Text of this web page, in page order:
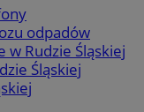
odpadów
w Rudzie Śląskiej
Śląskiej